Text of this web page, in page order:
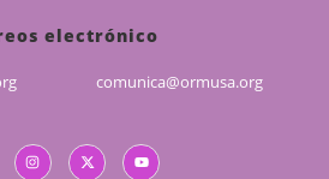
electrónico
comunica@ormusa.org